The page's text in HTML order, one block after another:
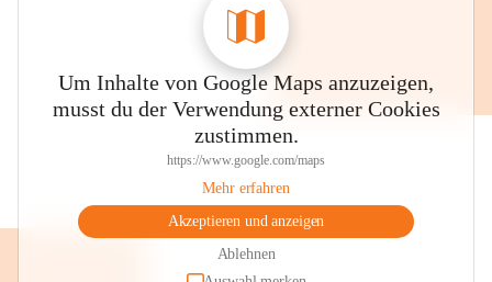
Um Inhalte von Google Maps anzuzeigen,
musst du der Verwendung externer Cookies
zustimmen.
https://www.google.com/maps
Mehr erfahren
Akzeptieren und anzeigen
Ablehnen